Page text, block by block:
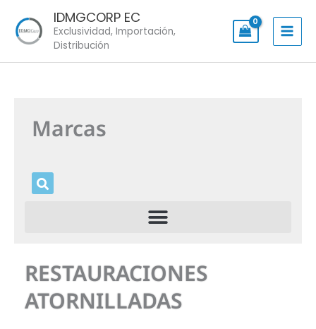
content
IDMGCORP EC
Exclusividad, Importación,
Distribución
Marcas
RESTAURACIONES
ATORNILLADAS